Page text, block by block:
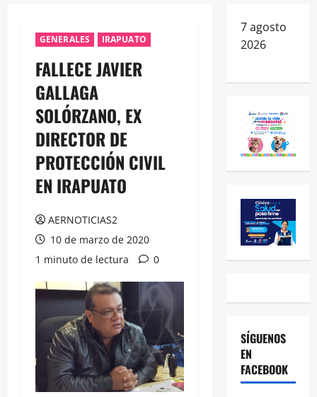
GENERALES IRAPUATO
FALLECE JAVIER
GALLAGA
SOLÓRZANO, EX
DIRECTOR DE
PROTECCIÓN CIVIL
EN IRAPUATO
AERNOTICIAS2
10 de marzo de 2020
1 minuto de lectura
0
7 agosto
2026
SÍGUENOS
EN
FACEBOOK